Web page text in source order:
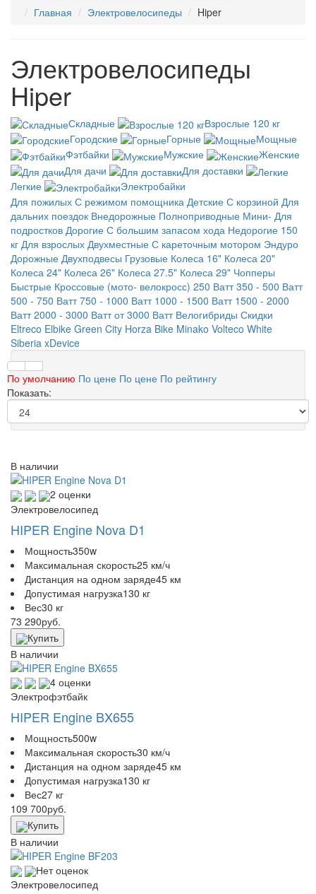
Главная Электровелосипеды Hiper
Электровелосипеды
Hiper
Складные
Взрослые 120 кг
Городские
Горные
Мощные
Фэтбайки
Мужские
Женские
Для дачи
Для доставки
Легкие
Электробайки
Для пожилых С режимом помощника Детские С корзиной Для
дальних поездок Внедорожные Полноприводные Мини- Для
подростков Дорогие С большим запасом хода Недорогие 150
кг Для взрослых Двухместные С кареточным мотором Эндуро
Дорожные Двухподвесы Грузовые Колеса 16" Колеса 20"
Колеса 24" Колеса 26" Колеса 27.5" Колеса 29" Чопперы
Быстрые Кроссовые (мото- велокросс) 250 Ватт 350 - 500 Ватт
500 - 750 Ватт 750 - 1000 Ватт 1000 - 1500 Ватт 1500 - 2000
Ватт 2000 - 3000 Ватт от 3000 Ватт Велогибриды Скидки
Eltreco Elbike Green City Horza Bike Minako Volteco White
Siberia xDevice
По умолчанию По цене По цене По рейтингу
Показать:
В наличии
2 оценки
Электровелосипед
HIPER Engine Nova D1
Мощность350w
Максимальная скорость25 км/ч
Дистанция на одном заряде45 км
Допустимая нагрузка130 кг
Вес30 кг
73 290руб.
Купить
В наличии
4 оценки
Электрофэтбайк
HIPER Engine BX655
Мощность500w
Максимальная скорость30 км/ч
Дистанция на одном заряде45 км
Допустимая нагрузка130 кг
Вес27 кг
109 700руб.
Купить
В наличии
Нет оценок
Электровелосипед